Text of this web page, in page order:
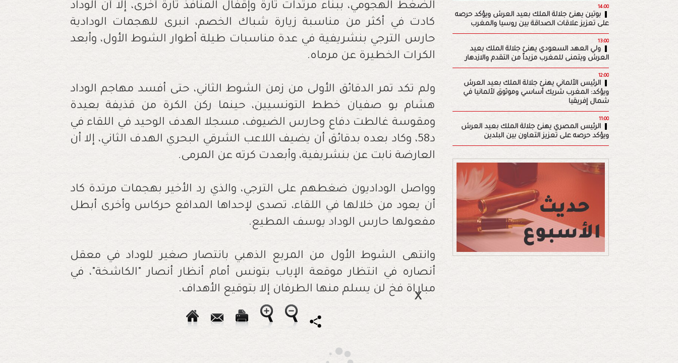
الضغط الهجومي، ببناء مرتدات تارة وإقفال المنافذ تارة أخرى، إلا أن الوداد
كادت في أكثر من مناسبة زيارة شباك الخصم، انبرى للهجمات الودادية
حارس الترجي بنشريفية في عدة مناسبات طيلة أطوار الشوط الأول، وأبعد
الكرات الخطيرة عن مرماه.
ولم تكد تمر الدقائق الأولى من زمن الشوط الثاني، حتى أفسد مهاجم الوداد
هشام بو صفيان خطط التونسيين، حينما ركن الكرة من قذيفة بعيدة
ومقوسة غالطت دفاع وحارس الضيوف، مسجلا الهدف الوحيد في اللقاء في
د58، وكاد بعده بدقائق أن يضيف اللاعب الشرقي البحري الهدف الثاني، إلا أن
العارضة نابت عن بنشريفية، وأبعدت كرته عن المرمى.
وواصل الوداديون ضغطهم على الترجي، والذي رد الأخير بهجمات مرتدة كاد
أن يعود من خلالها في اللقاء، تصدى لإحداها المدافع حركاس وأخرى أبطل
مفعولها حارس الوداد يوسف المطيع.
وانتهى الشوط الأول من المربع الذهبي بانتصار صغير للوداد في معقل
أنصاره في انتظار موقعة الإياب بتونس أمام أنظار أنصار "الكاشخة"، في
مباراة فخ لن يسلم منها الطرفان إلا بتوقيع الأهداف.
14:00
بوتين يهنئ جلالة الملك بعيد العرش ويؤكد حرصه
على تعزيز علاقات الصداقة بين روسيا والمغرب
13:00
ولي العهد السعودي يهنئ جلالة الملك بعيد
العرش ويتمنى للمغرب مزيداً من التقدم والازدهار
12:00
الرئيس الألماني يهنئ جلالة الملك بعيد العرش
ويؤكد: المغرب شريك أساسي وموثوق لألمانيا في
شمال إفريقيا
11:00
الرئيس المصري يهنئ جلالة الملك بعيد العرش
ويؤكد حرصه على تعزيز التعاون بين البلدين